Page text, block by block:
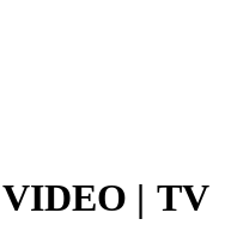
VIDEO | TV